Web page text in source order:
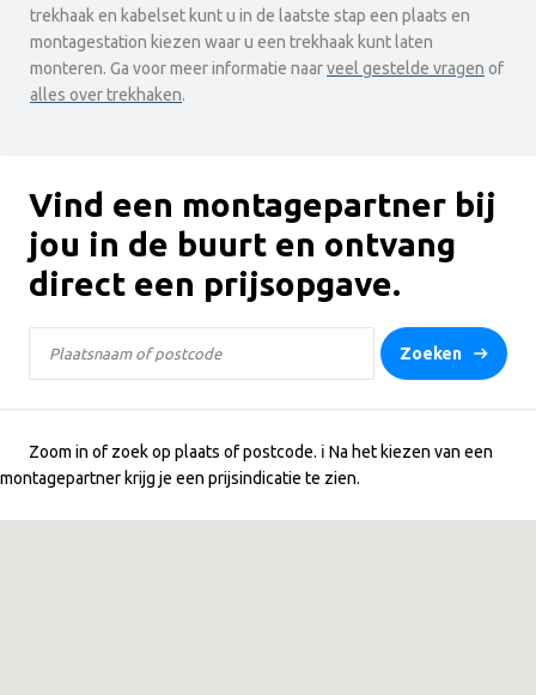
trekhaak en kabelset kunt u in de laatste stap een plaats en
montagestation kiezen waar u een trekhaak kunt laten
monteren. Ga voor meer informatie naarveel gestelde vragen of
alles over trekhaken.
Vind een montagepartner bij
jou in de buurt en ontvang
direct een prijsopgave.
Zoeken
Zoom in of zoek op plaats of postcode. ℹ️ Na het kiezen van een
montagepartner krijg je een prijsindicatie te zien.